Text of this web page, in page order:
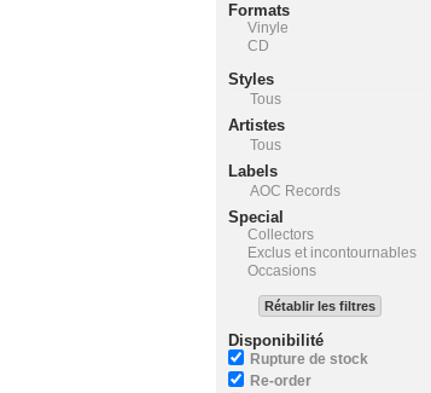
Formats
Vinyle
CD
Styles
Tous
Artistes
Tous
Labels
AOC Records
Special
Collectors
Exclus et incontournables
Occasions
Rétablir les filtres
Disponibilité
Rupture de stock
Re-order